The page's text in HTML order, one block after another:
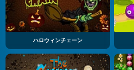
ハロウィンチェーン